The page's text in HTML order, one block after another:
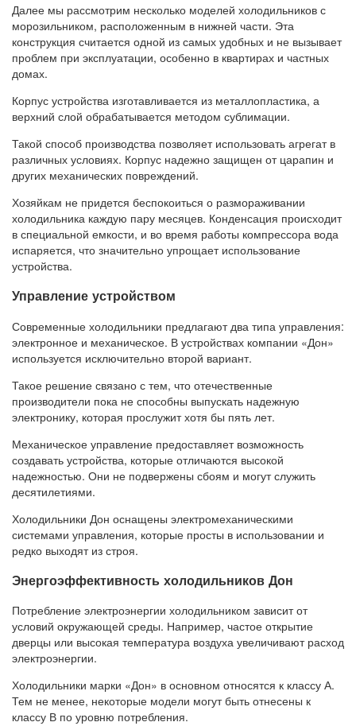
Далее мы рассмотрим несколько моделей холодильников с
морозильником, расположенным в нижней части. Эта
конструкция считается одной из самых удобных и не вызывает
проблем при эксплуатации, особенно в квартирах и частных
домах.
Корпус устройства изготавливается из металлопластика, а
верхний слой обрабатывается методом сублимации.
Такой способ производства позволяет использовать агрегат в
различных условиях. Корпус надежно защищен от царапин и
других механических повреждений.
Хозяйкам не придется беспокоиться о размораживании
холодильника каждую пару месяцев. Конденсация происходит
в специальной емкости, и во время работы компрессора вода
испаряется, что значительно упрощает использование
устройства.
Управление устройством
Современные холодильники предлагают два типа управления:
электронное и механическое. В устройствах компании «Дон»
используется исключительно второй вариант.
Такое решение связано с тем, что отечественные
производители пока не способны выпускать надежную
электронику, которая прослужит хотя бы пять лет.
Механическое управление предоставляет возможность
создавать устройства, которые отличаются высокой
надежностью. Они не подвержены сбоям и могут служить
десятилетиями.
Холодильники Дон оснащены электромеханическими
системами управления, которые просты в использовании и
редко выходят из строя.
Энергоэффективность холодильников Дон
Потребление электроэнергии холодильником зависит от
условий окружающей среды. Например, частое открытие
дверцы или высокая температура воздуха увеличивают расход
электроэнергии.
Холодильники марки «Дон» в основном относятся к классу А.
Тем не менее, некоторые модели могут быть отнесены к
классу В по уровню потребления.